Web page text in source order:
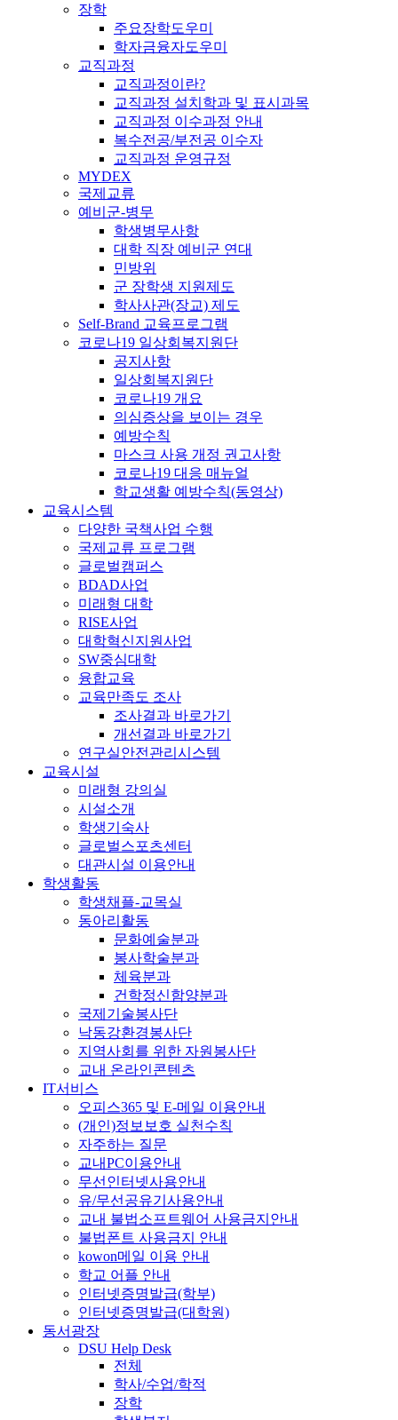
장학
주요장학도우미
학자금융자도우미
교직과정
교직과정이란?
교직과정 설치학과 및 표시과목
교직과정 이수과정 안내
복수전공/부전공 이수자
교직과정 운영규정
MYDEX
국제교류
예비군-병무
학생병무사항
대학 직장 예비군 연대
민방위
군 장학생 지원제도
학사사관(장교) 제도
Self-Brand 교육프로그램
코로나19 일상회복지원단
공지사항
일상회복지원단
코로나19 개요
의심증상을 보이는 경우
예방수칙
마스크 사용 개정 권고사항
코로나19 대응 매뉴얼
학교생활 예방수칙(동영상)
교육시스템
다양한 국책사업 수행
국제교류 프로그램
글로벌캠퍼스
BDAD사업
미래형 대학
RISE사업
대학혁신지원사업
SW중심대학
융합교육
교육만족도 조사
조사결과 바로가기
개선결과 바로가기
연구실안전관리시스템
교육시설
미래형 강의실
시설소개
학생기숙사
글로벌스포츠센터
대관시설 이용안내
학생활동
학생채플-교목실
동아리활동
문화예술분과
봉사학술분과
체육분과
건학정신함양분과
국제기술봉사단
낙동강환경봉사단
지역사회를 위한 자원봉사단
교내 온라인콘텐츠
IT서비스
오피스365 및 E-메일 이용안내
(개인)정보보호 실천수칙
자주하는 질문
교내PC이용안내
무선인터넷사용안내
유/무선공유기사용안내
교내 불법소프트웨어 사용금지안내
불법폰트 사용금지 안내
kowon메일 이용 안내
학교 어플 안내
인터넷증명발급(학부)
인터넷증명발급(대학원)
동서광장
DSU Help Desk
전체
학사/수업/학적
장학